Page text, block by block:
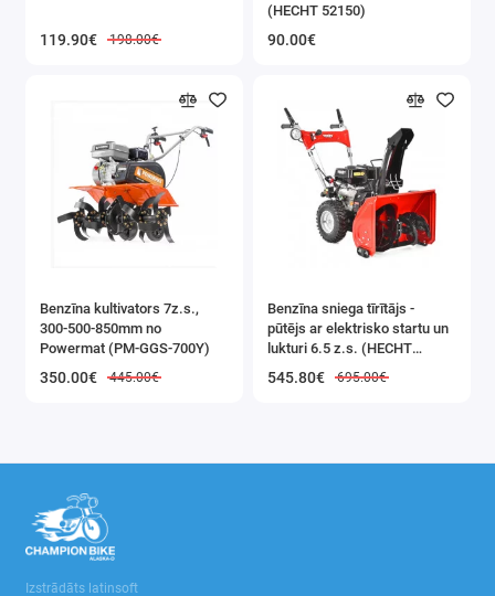
119.90€ 198.00€
(HECHT 52150)
90.00€
Benzīna kultivators 7z.s.,
300-500-850mm no
Powermat (PM-GGS-700Y)
350.00€ 445.00€
Benzīna sniega tīrītājs -
pūtējs ar elektrisko startu un
lukturi 6.5 z.s. (HECHT
545.80€ 695.00€
Izstrādāts latinsoft